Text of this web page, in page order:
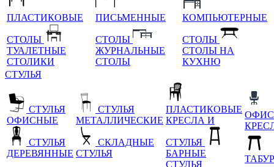
ПЛАСТИКОВЫЕ
СТОЛЫ
ТУАЛЕТНЫЕ
СТОЛИКИ
ПИСЬМЕННЫЕ
СТОЛЫ
ЖУРНАЛЬНЫЕ
СТОЛЫ
КОМПЬЮТЕРНЫЕ
СТОЛЫ
СТОЛЫ НА
КУХНЮ
СТУЛЬЯ
СТУЛЬЯ
ОФИСНЫЕ
СТУЛЬЯ
ДЕРЕВЯННЫЕ
СТУЛЬЯ
МЕТАЛЛИЧЕСКИЕ
СКЛАДНЫЕ
СТУЛЬЯ
ПЛАСТИКОВЫЕ
КРЕСЛА И
СТУЛЬЯ
БАРНЫЕ
СТУЛЬЯ